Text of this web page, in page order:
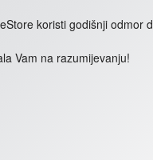
koristi godišnji odmor
Vam na razumijevanju!